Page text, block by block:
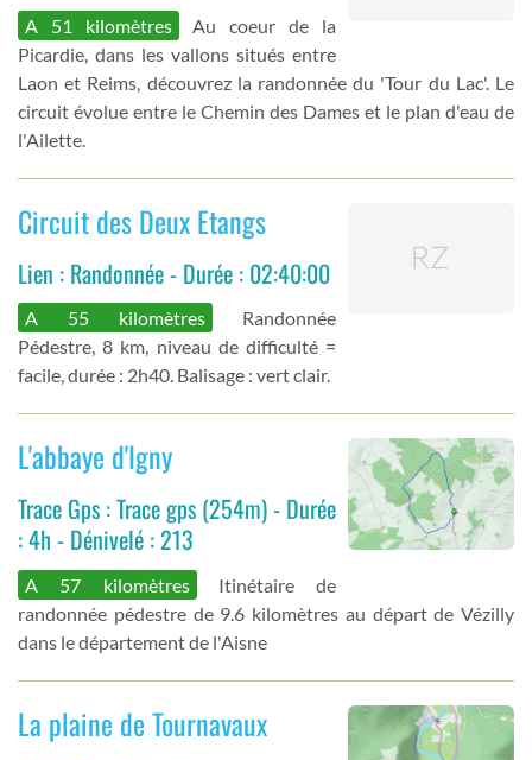
A 51 kilomètres
Au coeur de la
Picardie, dans les vallons situés entre
Laon et Reims, découvrez la randonnée du 'Tour du Lac'. Le
circuit évolue entre le Chemin des Dames et le plan d'eau de
l'Ailette.
Circuit des Deux Etangs
Lien : Randonnée - Durée : 02:40:00
A 55 kilomètres
Randonnée
Pédestre, 8 km, niveau de difficulté =
facile, durée : 2h40. Balisage : vert clair.
L'abbaye d'Igny
Trace Gps : Trace gps (254m) - Durée
: 4h - Dénivelé : 213
A 57 kilomètres
Itinétaire de
randonnée pédestre de 9.6 kilomètres au départ de Vézilly
dans le département de l'Aisne
La plaine de Tournavaux